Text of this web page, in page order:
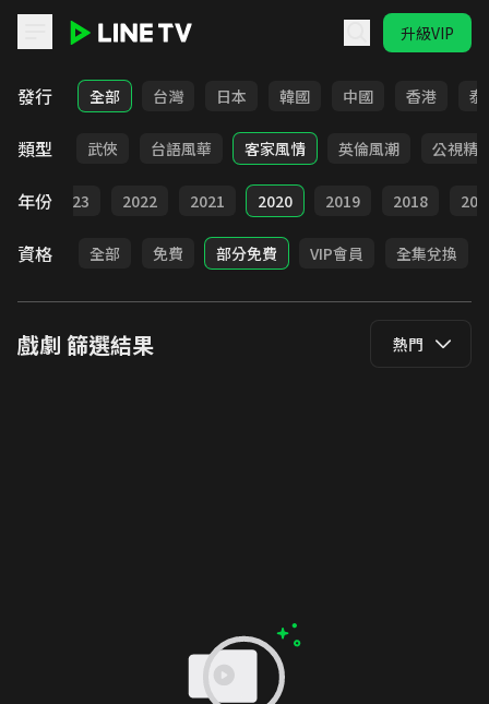
升級VIP
LINE TV - 戲劇
發行 全部 台灣 日本 韓國 中國 香港 泰
類型
時代 武俠 台語風華 客家風情 英倫風潮 公視精
年份 2023 2022 2021 2020 2019 2018
資格 全部 免費 部分免費 VIP會員 全集兌換
戲劇 篩選結果 熱門